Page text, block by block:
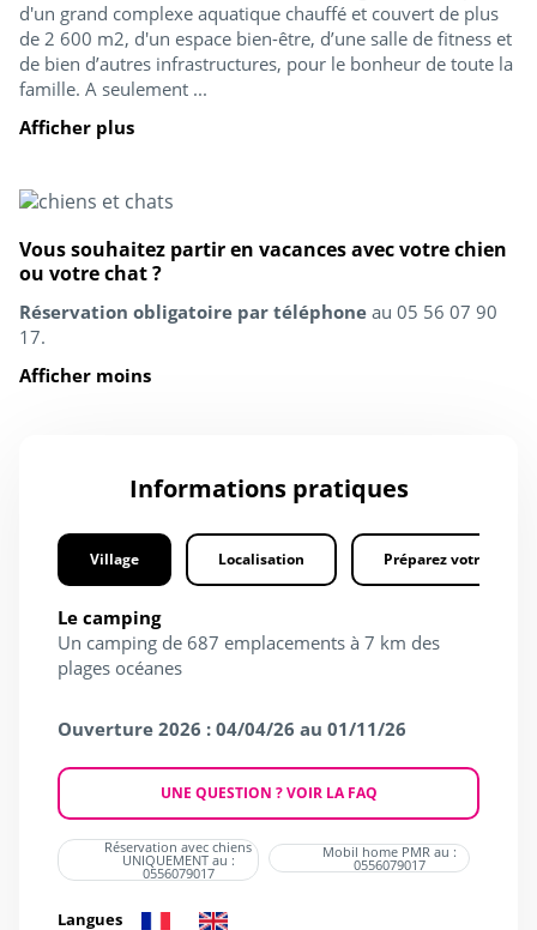
d'un grand complexe aquatique chauffé et couvert de plus
de 2 600 m2, d'un espace bien-être, d’une salle de fitness et
de bien d’autres infrastructures, pour le bonheur de toute la
famille. A seulement ...
Afficher plus
Vous souhaitez partir en vacances avec votre chien
ou votre chat ?
Réservation obligatoire par téléphone au 05 56 07 90
17.
Afficher moins
Informations pratiques
Village Localisation Préparez votre séjour
Le camping
Un camping de 687 emplacements à 7 km des
plages océanes
Ouverture 2026 : 04/04/26 au 01/11/26
UNE QUESTION ? VOIR LA FAQ
Réservation avec chiens
UNIQUEMENT au :
0556079017
Mobil home PMR au :
0556079017
Langues